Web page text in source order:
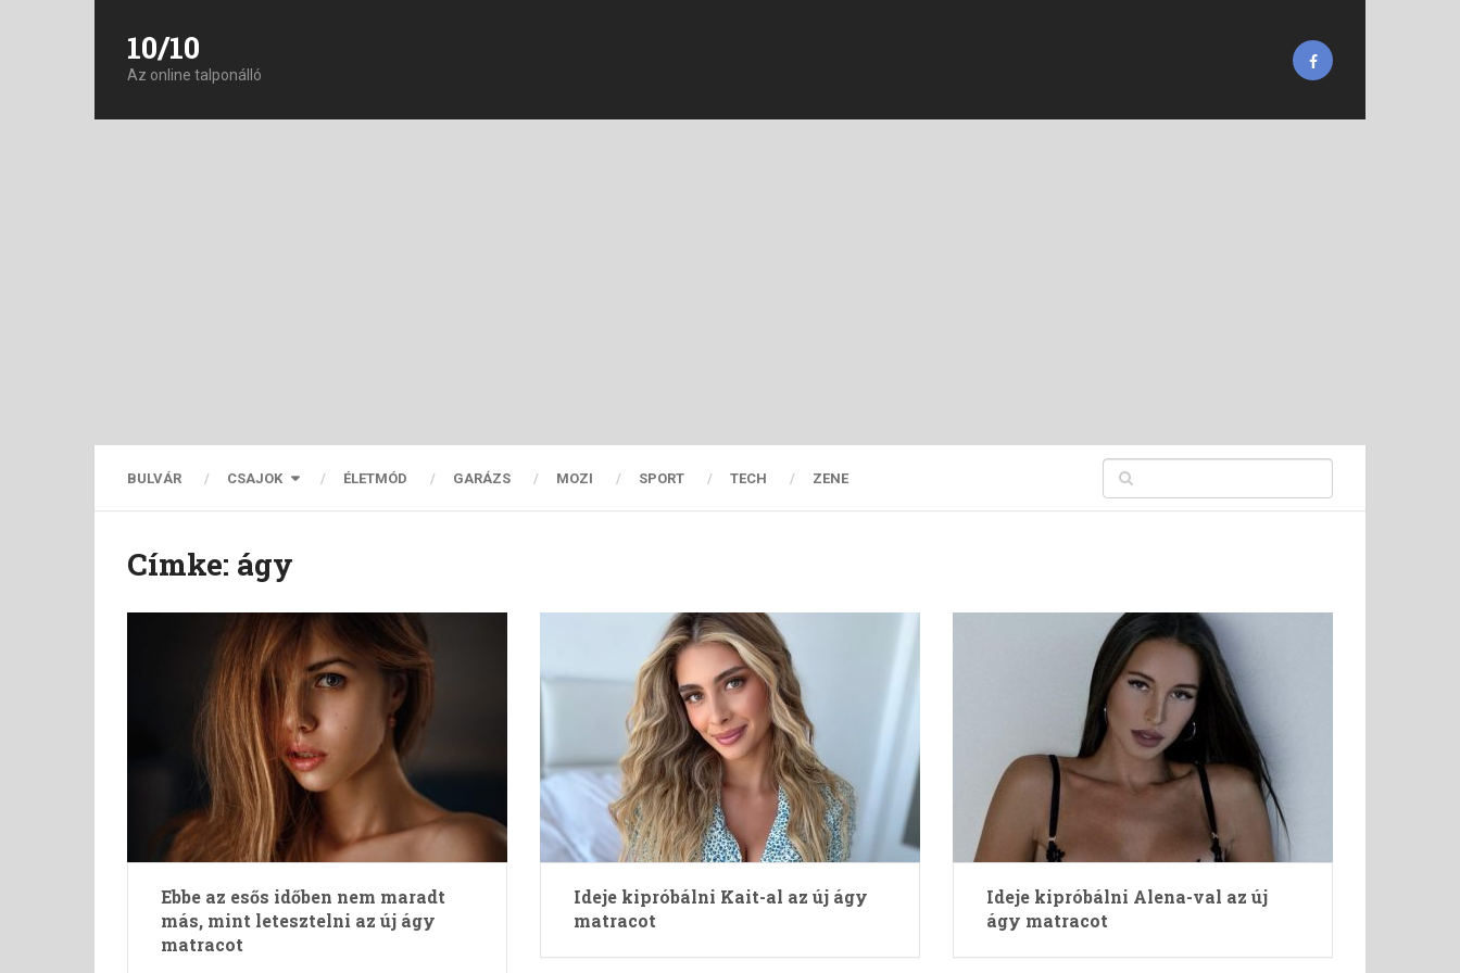
10/10
Az online talponálló
BULVÁR CSAJOK ÉLETMÓD GARÁZS MOZI SPORT TECH ZENE
Címke: ágy
Ebbe az esős időben nem maradt
más, mint letesztelni az új ágy
matracot
Ideje kipróbálni Kait-al az új ágy
matracot
Ideje kipróbálni Alena-val az új
ágy matracot